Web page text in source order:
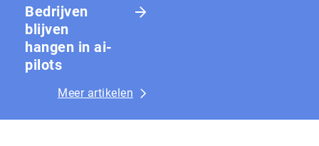
Bedrijven
blijven
hangen in ai-
pilots
Meer artikelen